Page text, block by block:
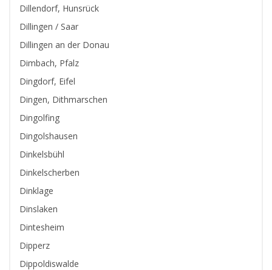
Dillendorf, Hunsrück
Dillingen / Saar
Dillingen an der Donau
Dimbach, Pfalz
Dingdorf, Eifel
Dingen, Dithmarschen
Dingolfing
Dingolshausen
Dinkelsbühl
Dinkelscherben
Dinklage
Dinslaken
Dintesheim
Dipperz
Dippoldiswalde